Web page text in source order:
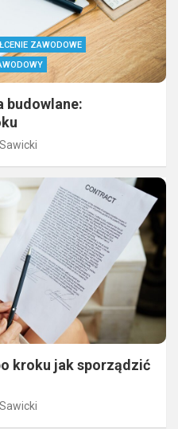
ZAWODOWE
budowlane:
kroku jak sporządzić